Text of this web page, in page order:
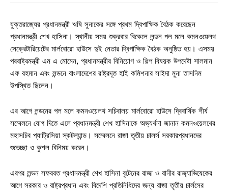
যুক্তরাজ্যের প্রধানমন্ত্রী ঋষি সুনাকের সঙ্গে প্রথম দ্বিপাক্ষিক বৈঠক করেছেন
প্রধানমন্ত্রী শেখ হাসিনা। স্থানীয় সময় শুক্রবার বিকেলে লন্ডন পল মলে কমনওয়েলথ
সেক্রেটারিয়েটের মার্লবোরো হাউসে দুই নেতার দ্বিপাক্ষিক বৈঠক অনুষ্ঠিত হয়। এসময়
পররাষ্ট্রমন্ত্রী এম এ মোমেন, প্রধানমন্ত্রীর বিনিয়োগ ও শিল্প বিষয়ক উপদেষ্টা সালমান
এফ রহমান এবং লন্ডনে বাংলাদেশের রাষ্ট্রদূত হাই কমিশনার সাইদা মুনা তাসনিম
উপস্থিত ছিলেন।
এর আগে লন্ডনের পল মলে কমনওয়েলথ সচিবালয় মার্লবোরো হাউসে দ্বিবার্ষিক শীর্ষ
সম্মেলনে যোগ দিতে এলে প্রধানমন্ত্রী শেখ হাসিনাকে অভ্যর্থনা জানান কমনওয়েলথের
মহাসচিব প্যাট্রিসিয়া স্কটল্যান্ড। সম্মেলনে রাজা তৃতীয় চালর্স সরকারপ্রধানদের
শুভেচ্ছা ও কুশল বিনিময় করেন।
এরপর লন্ডন সফররত প্রধানমন্ত্রী শেখ হাসিনা বৃটেনের রাজা ও রানীর রাজ্যাভিষেকের
আগে সরকার ও রাষ্ট্রপ্রধান এবং বিদেশি প্রতিনিধিদের জন্য রাজা তৃতীয় চার্লসের